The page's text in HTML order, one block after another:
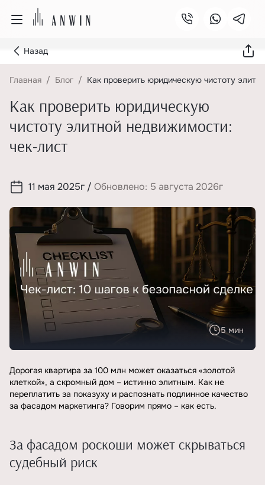
Назад
Главная Блог Как проверить юридическую чистоту
Как проверить юридическую
чистоту элитной недвижимости:
чек-лист
11 мая 2025г / Обновлено: 5 августа 2026г
5 мин
Дорогая квартира за 100 млн может оказаться «золотой
клеткой», а скромный дом – истинно элитным. Как не
переплатить за показуху и распознать подлинное качество
за фасадом маркетинга? Говорим прямо – как есть.
За фасадом роскоши может скрываться
судебный риск